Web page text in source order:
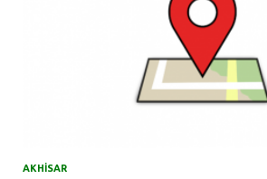
AKHISAR